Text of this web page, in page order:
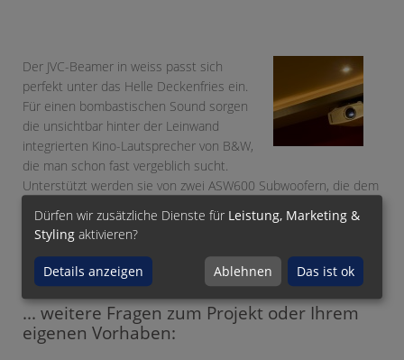
Der JVC-Beamer in weiss passt sich
perfekt unter das Helle Deckenfries ein.
Für einen bombastischen Sound sorgen
die unsichtbar hinter der Leinwand
integrierten Kino-Lautsprecher von B&W,
die man schon fast vergeblich sucht.
Unterstützt werden sie von zwei ASW600 Subwoofern, die dem
... weitere Fragen zum Projekt oder Ihrem
eigenen Vorhaben:
Dürfen wir zusätzliche Dienste für Leistung, Marketing &
Styling aktivieren?
Details anzeigen Ablehnen Das ist ok